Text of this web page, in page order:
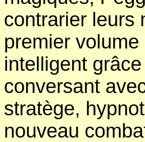
contrarier leurs
premier
intelligent
conversant
stratège,
nouveau